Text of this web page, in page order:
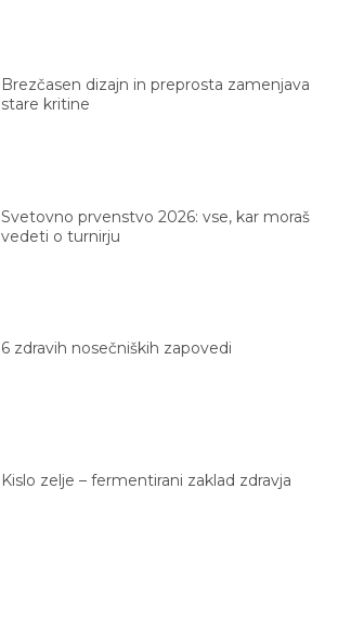
Brezčasen dizajn in preprosta zamenjava
stare kritine
Svetovno prvenstvo 2026: vse, kar moraš
vedeti o turnirju
6 zdravih nosečniških zapovedi
Kislo zelje – fermentirani zaklad zdravja